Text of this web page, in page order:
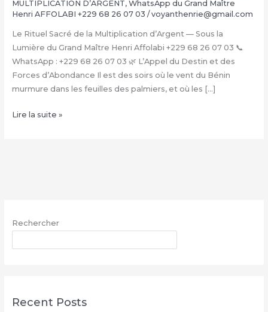
MULTIPLICATION D’ARGENT, WhatsApp du Grand Maître
Henri AFFOLABI +229 68 26 07 03 /voyanthenrie@gmail.com
Le Rituel Sacré de la Multiplication d’Argent — Sous la
Lumière du Grand Maître Henri Affolabi +229 68 26 07 03 📞
WhatsApp : +229 68 26 07 03 🌿 L’Appel du Destin et des
Forces d’Abondance Il est des soirs où le vent du Bénin
murmure dans les feuilles des palmiers, et où les […]
La
Henri
–
et
Lire la suite »
Rechercher
Recent Posts